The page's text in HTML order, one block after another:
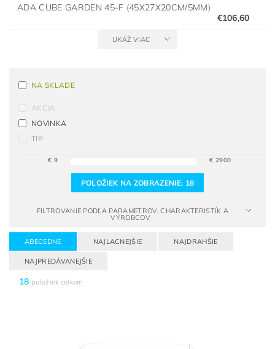
ADA CUBE GARDEN 45-F (45X27X20CM/5MM)
€106,60
UKÁŽ VIAC
NA SKLADE
AKCIA
NOVINKA
TIP
€9 € 2900
POLOŽIEK NA ZOBRAZENIE: 18
FILTROVANIE PODĽA PARAMETROV, CHARAKTERISTÍK A
VÝROBCOV
ABECEDNE NAJLACNEJŠIE NAJDRAHŠIE
NAJPREDÁVANEJŠIE
18 položiek celkom